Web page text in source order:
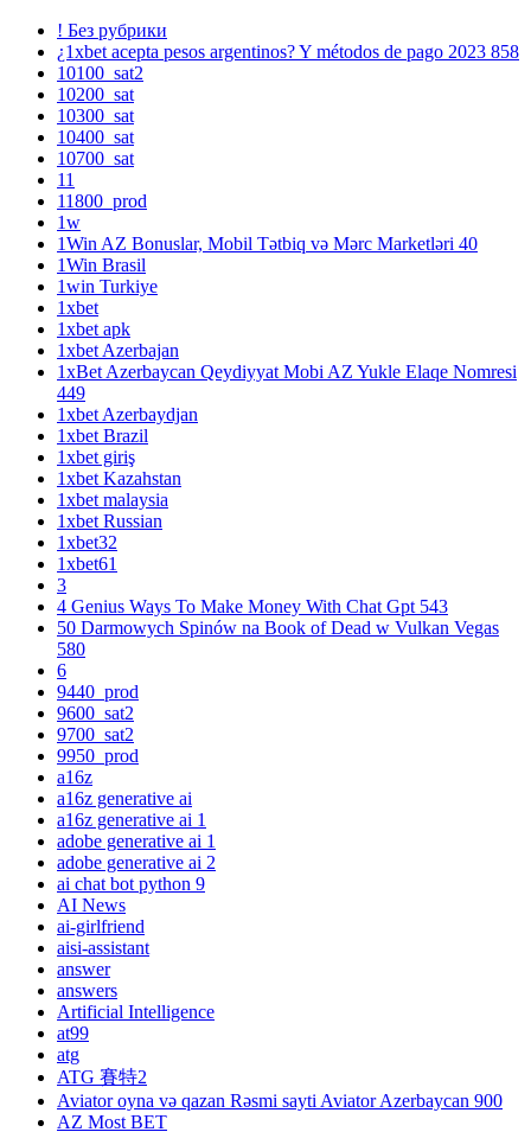
! Без рубрики
¿1xbet acepta pesos argentinos? Y métodos de pago 2023 858
10100_sat2
10200_sat
10300_sat
10400_sat
10700_sat
11
11800_prod
1w
1Win AZ Bonuslar, Mobil Tətbiq və Mərc Marketləri 40
1Win Brasil
1win Turkiye
1xbet
1xbet apk
1xbet Azerbajan
1xBet Azerbaycan Qeydiyyat Mobi AZ Yukle Elaqe Nomresi
449
1xbet Azerbaydjan
1xbet Brazil
1xbet giriş
1xbet Kazahstan
1xbet malaysia
1xbet Russian
1xbet32
1xbet61
3
4 Genius Ways To Make Money With Chat Gpt 543
50 Darmowych Spinów na Book of Dead w Vulkan Vegas
580
6
9440_prod
9600_sat2
9700_sat2
9950_prod
a16z
a16z generative ai
a16z generative ai 1
adobe generative ai 1
adobe generative ai 2
ai chat bot python 9
AI News
ai-girlfriend
aisi-assistant
answer
answers
Artificial Intelligence
at99
atg
ATG 賽特2
Aviator oyna və qazan Rəsmi sayti Aviator Azerbaycan 900
AZ Most BET